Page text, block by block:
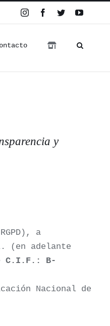
InstagramFacebook
Twitter
y
a
(en adelante
C.I.F.: B-
Nacional de